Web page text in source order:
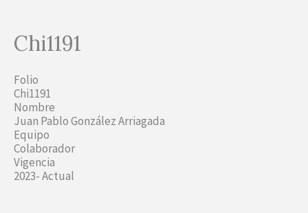
Chi1191
Folio
Chi1191
Nombre
Juan Pablo González Arriagada
Equipo
Colaborador
Vigencia
2023- Actual